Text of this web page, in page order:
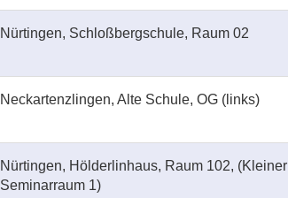
Nürtingen, Schloßbergschule, Raum 02
Neckartenzlingen, Alte Schule, OG (links)
Nürtingen, Hölderlinhaus, Raum 102, (Kleiner
Seminarraum 1)